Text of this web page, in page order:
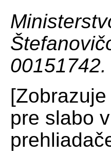
00151742.
pre slabo